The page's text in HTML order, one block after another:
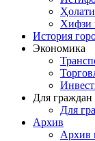
Хифзи
История
Экономика
Для граждан
Для
Архив
Архив